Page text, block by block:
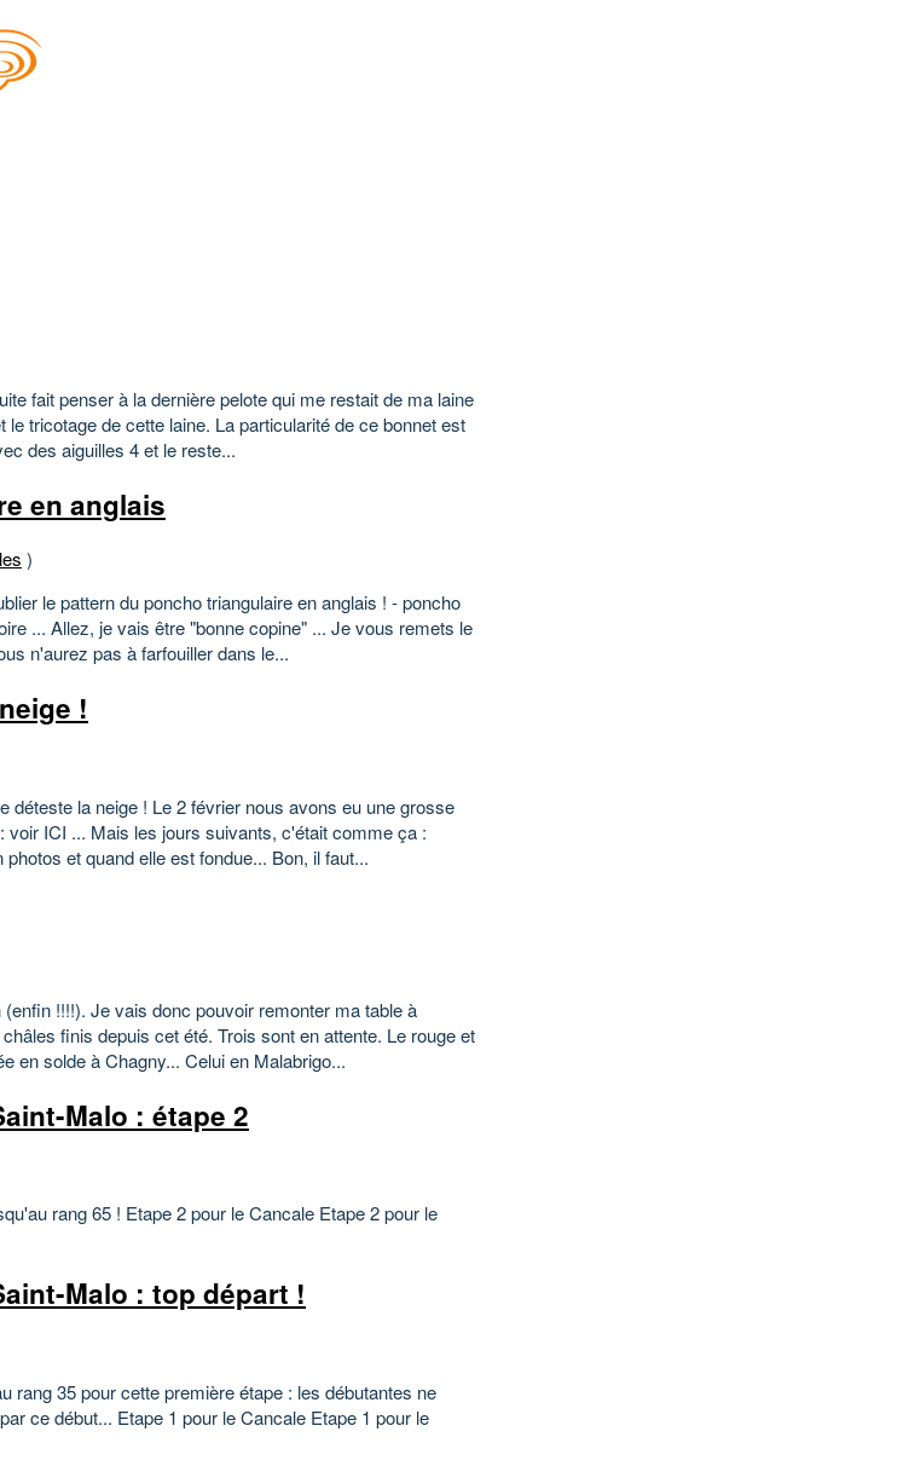
fait penser à la dernière pelote qui me restait de ma laine
le tricotage de cette laine. La particularité de ce bonnet est
des aiguilles 4 et le reste...
en anglais
)
le pattern du poncho triangulaire en anglais ! - poncho
... Allez, je vais être "bonne copine" ... Je vous remets le
n'aurez pas à farfouiller dans le...
!
déteste la neige ! Le 2 février nous avons eu une grosse
voir ICI ... Mais les jours suivants, c'était comme ça :
et quand elle est fondue... Bon, il faut...
!!!!). Je vais donc pouvoir remonter ma table à
finis depuis cet été. Trois sont en attente. Le rouge et
en solde à Chagny... Celui en Malabrigo...
Malo : étape 2
rang 65 ! Etape 2 pour le Cancale Etape 2 pour le
Malo : top départ !
rang 35 pour cette première étape : les débutantes ne
ce début... Etape 1 pour le Cancale Etape 1 pour le